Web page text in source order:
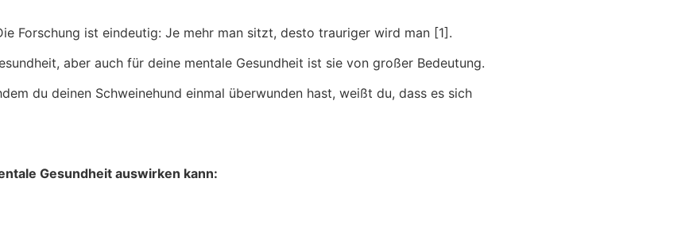
Forschung ist eindeutig: Je mehr man sitzt, desto trauriger wird man [1].
aber auch für deine mentale Gesundheit ist sie von großer Bedeutung.
du deinen Schweinehund einmal überwunden hast, weißt du, dass es sich
Gesundheit auswirken kann: